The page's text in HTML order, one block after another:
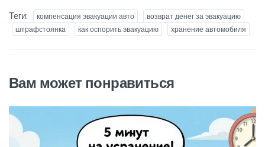
Теги: компенсация эвакуации авто
возврат денег за эвакуацию
штрафстоянка
как оспорить эвакуацию хранение автомобиля
Вам может понравиться